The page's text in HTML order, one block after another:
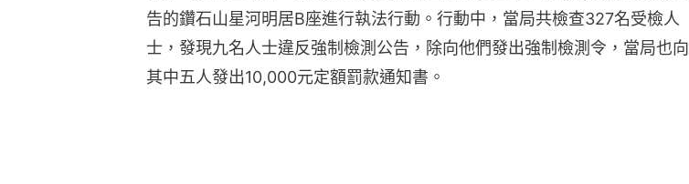
告的鑽石山星河明居B座進行執法行動。行動中，當局共檢查327名受檢人
士，發現九名人士違反強制檢測公告，除向他們發出強制檢測令，當局也向
其中五人發出10,000元定額罰款通知書。